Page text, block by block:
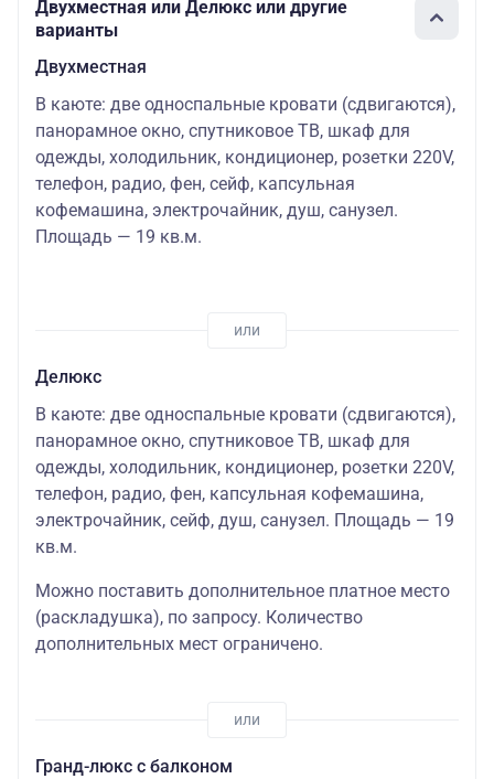
Двухместная или Делюкс или другие
варианты
Двухместная
В каюте: две односпальные кровати (сдвигаются),
панорамное окно, спутниковое ТВ, шкаф для
одежды, холодильник, кондиционер, розетки 220V,
телефон, радио, фен, сейф, капсульная
кофемашина, электрочайник, душ, санузел.
Площадь — 19 кв.м.
Делюкс
В каюте: две односпальные кровати (сдвигаются),
панорамное окно, спутниковое ТВ, шкаф для
одежды, холодильник, кондиционер, розетки 220V,
телефон, радио, фен, капсульная кофемашина,
электрочайник, сейф, душ, санузел. Площадь — 19
кв.м.
Можно поставить дополнительное платное место
(раскладушка), по запросу. Количество
дополнительных мест ограничено.
Гранд-люкс с балконом